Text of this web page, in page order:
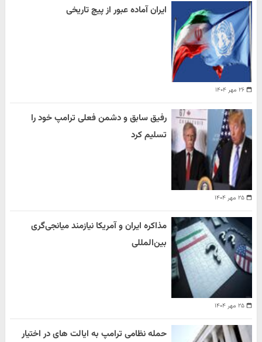
۲۶ مهر ۱۴۰۴
ایران آماده عبور از پیچ تاریخی
۲۵ مهر ۱۴۰۴
رفیق سابق و دشمن فعلی ترامپ خود را
تسلیم کرد
۲۵ مهر ۱۴۰۴
مذاکره ایران و آمریکا نیازمند میانجی‌گری
بین‌المللی
حمله نظامی ترامپ به ایالت های در اختیار